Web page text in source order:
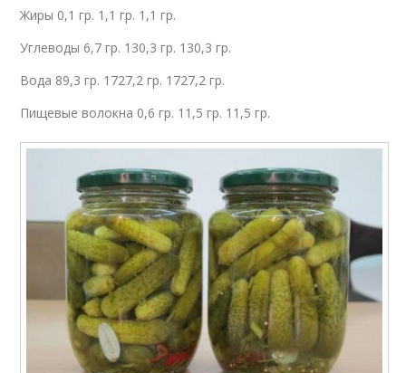
Жиры 0,1 гр. 1,1 гр. 1,1 гр.
Углеводы 6,7 гр. 130,3 гр. 130,3 гр.
Вода 89,3 гр. 1727,2 гр. 1727,2 гр.
Пищевые волокна 0,6 гр. 11,5 гр. 11,5 гр.